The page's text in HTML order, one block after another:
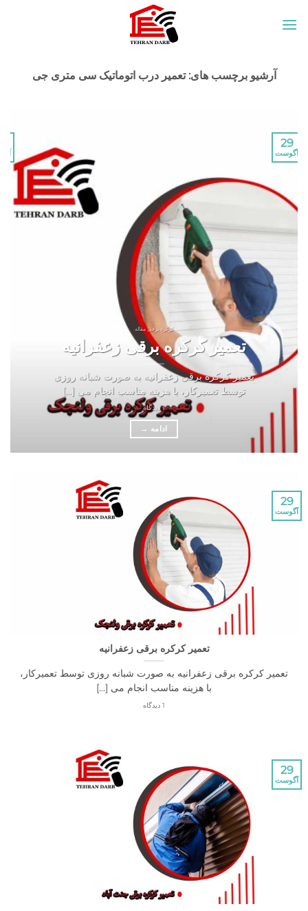
برچسب های:تعمیر درب اتوماتیک سی متری جی
کرکره برقی مقاله
تعمیر کرکره برقی زعفرانیه
تعمیر کرکره برقی زعفرانیه به صورت شبانه روزی
توسط تعمیرکار، با هزینه مناسب انجام می [...]
1 دیدگاه
آگوست
تعمیر کرکره برقی زعفرانیه
کرکره برقی زعفرانیه به صورت شبانه روزی توسط تعمیرکار،
با هزینه مناسب انجام می [...]